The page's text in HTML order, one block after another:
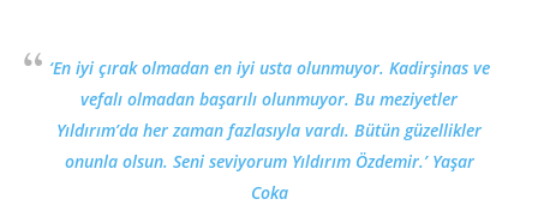
‘En iyi çırak olmadan en iyi usta olunmuyor. Kadirşinas ve
vefalı olmadan başarılı olunmuyor. Bu meziyetler
Yıldırım’da her zaman fazlasıyla vardı. Bütün güzellikler
onunla olsun. Seni seviyorum Yıldırım Özdemir.’ Yaşar
Coka